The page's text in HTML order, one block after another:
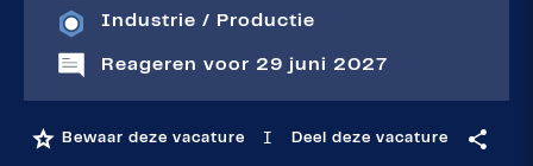
Industrie / Productie
Reageren voor 29 juni 2027
Bewaar deze vacature I Deel deze vacature